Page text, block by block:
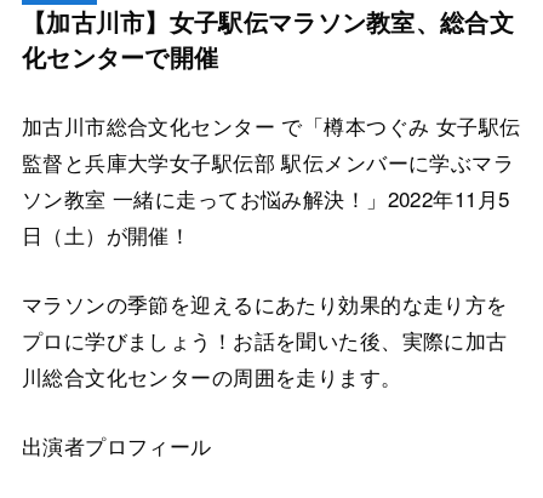
【加古川市】女子駅伝マラソン教室、総合文
化センターで開催
加古川市総合文化センター で「樽本つぐみ 女子駅伝
監督と兵庫大学女子駅伝部 駅伝メンバーに学ぶマラ
ソン教室 一緒に走ってお悩み解決！」2022年11月5
日（土）が開催！
マラソンの季節を迎えるにあたり効果的な走り方を
プロに学びましょう！お話を聞いた後、実際に加古
川総合文化センターの周囲を走ります。
出演者プロフィール